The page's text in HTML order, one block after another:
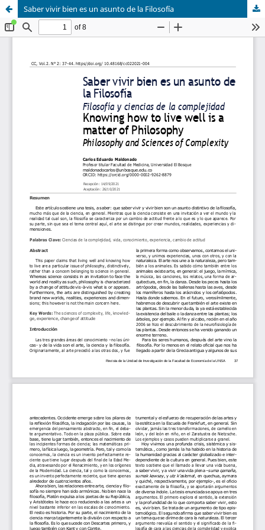
Saber vivir bien es un asunto de la Filosofía